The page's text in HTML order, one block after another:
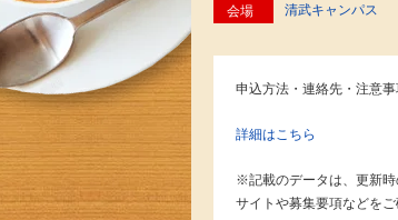
会場 清武キャンパス
申込方法・連絡先・注意
詳細はこちら
※記載のデータは、更新時
サイトや募集要項などをご